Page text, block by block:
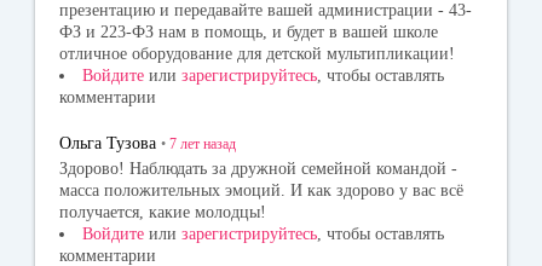
презентацию и передавайте вашей администрации - 43-
ФЗ и 223-ФЗ нам в помощь, и будет в вашей школе
отличное оборудование для детской мультипликации!
Войдите или зарегистрируйтесь, чтобы оставлять
комментарии
Ольга Тузова • 7 лет назад
Здорово! Наблюдать за дружной семейной командой -
масса положительных эмоций. И как здорово у вас всё
получается, какие молодцы!
Войдите или зарегистрируйтесь , чтобы оставлять
комментарии